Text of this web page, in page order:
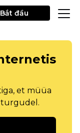
Bắt đầu
et müüa
turgudel.